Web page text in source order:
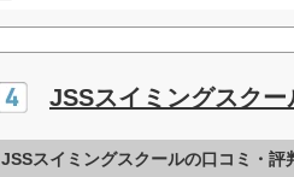
JSSスイミングスクー
JSSスイミングスクールの口コミ・評